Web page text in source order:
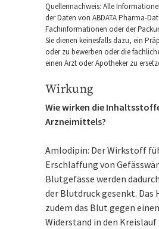
Quellennachweis: Alle
der Daten von ABDATA Pharma-
Fachinformationen oder der
Sie dienen keinesfalls dazu, ein
oder zu bewerben oder die
einen Arzt oder Apotheker zu
Wirkung
Wie wirken die
Arzneimittels?
Amlodipin: Der Wirkstoff
Erschlaffung von
Blutgefässe werden
der Blutdruck gesenkt. Das
zudem das Blut gegen
Widerstand in den Kreislauf